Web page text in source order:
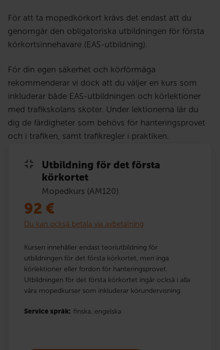
För att ta mopedkörkort krävs det endast att du
genomgår den obligatoriska utbildningen för första
körkortsinnehavare (EAS-utbildning).
För din egen säkerhet och körförmåga
rekommenderar vi dock att du väljer en kurs som
inkluderar både EAS-utbildningen och körlektioner
med trafikskolans skoter. Under lektionerna lär du
dig de färdigheter som behövs för hanteringsprovet
och i trafiken, samt trafikregler i praktiken.
Utbildning för det första
körkortet
Mopedkurs (AM120)
92 €
Du kan också betala via avbetalning
Kursen innehåller endast teoriutbildning för
utbildningen för det första körkortet, men inga
körlektioner eller fordon för hanteringsprovet.
Utbildningen för det första körkortet ingår också i alla
våra mopedkurser som inkluderar körundervisning.
Service språk: finska, engelska